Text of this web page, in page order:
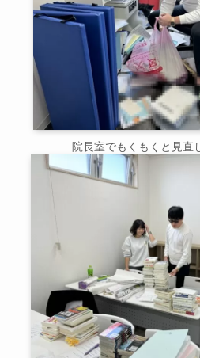
院長室でもくもくと見直